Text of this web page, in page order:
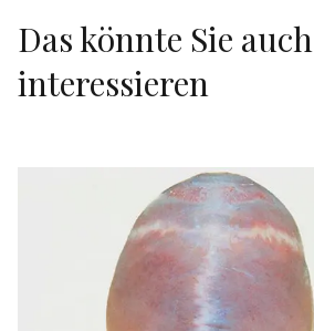
Das könnte Sie auch
interessieren